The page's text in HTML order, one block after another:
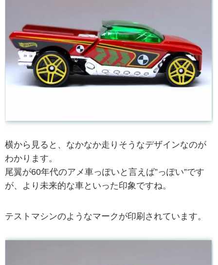
横から見ると、なかなか走りそうなデザインなのが
わかります。
尾翼が60年代のアメ車っぽいと言えば”っぽい”です
が、より未来的な車といった印象ですね。
テストマシンのようなマークが印刷されています。